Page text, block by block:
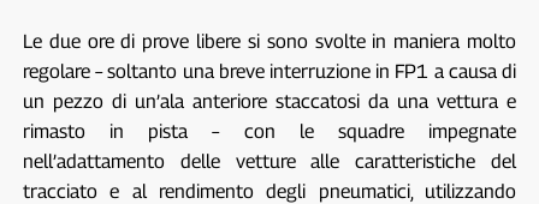
Le due ore di prove libere si sono svolte in maniera molto
regolare – soltanto una breve interruzione in FP1 a causa di
un pezzo di un’ala anteriore staccatosi da una vettura e
rimasto in pista – con le squadre impegnate
nell’adattamento delle vetture alle caratteristiche del
tracciato e al rendimento degli pneumatici, utilizzando